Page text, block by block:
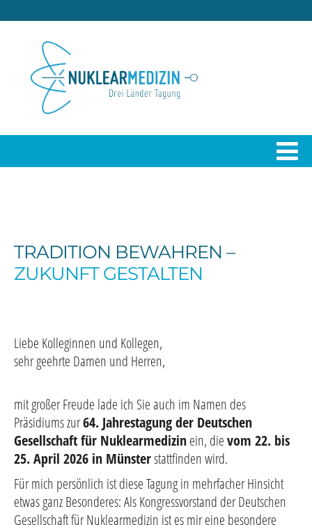
TRADITION BEWAHREN –
ZUKUNFT GESTALTEN
Liebe Kolleginnen und Kollegen,
sehr geehrte Damen und Herren,
mit großer Freude lade ich Sie auch im Namen des
Präsidiums zur64. Jahrestagung der Deutschen
Gesellschaft für Nuklearmedizinein, dievom 22. bis
25. April 2026 in Münsterstattfinden wird.
Für mich persönlich ist diese Tagung in mehrfacher Hinsicht
etwas ganz Besonderes: Als Kongressvorstand der Deutschen
Gesellschaft für Nuklearmedizin ist es mir eine besondere